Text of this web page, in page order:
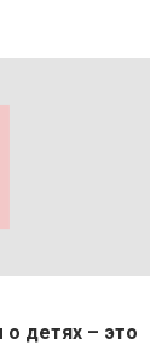
о детях – это